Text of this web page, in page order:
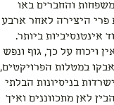
והחברים באו
פרי היצירה לאחר ארבע
אינטנסיביות ביותר.
ויכוח על כך, גוף ונפש
במטלות הפרויקטים,
בניסיונות הבלתי
לאן מתכווננים ואיך